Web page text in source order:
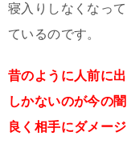
寝入りしなくなっ
ているのです。
昔のように人前に
しかないのが今の
良く相手にダメー